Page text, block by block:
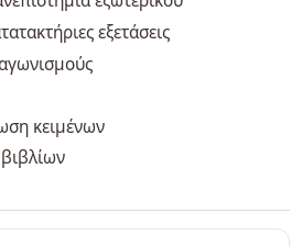
εξετάσεις
κειμένων